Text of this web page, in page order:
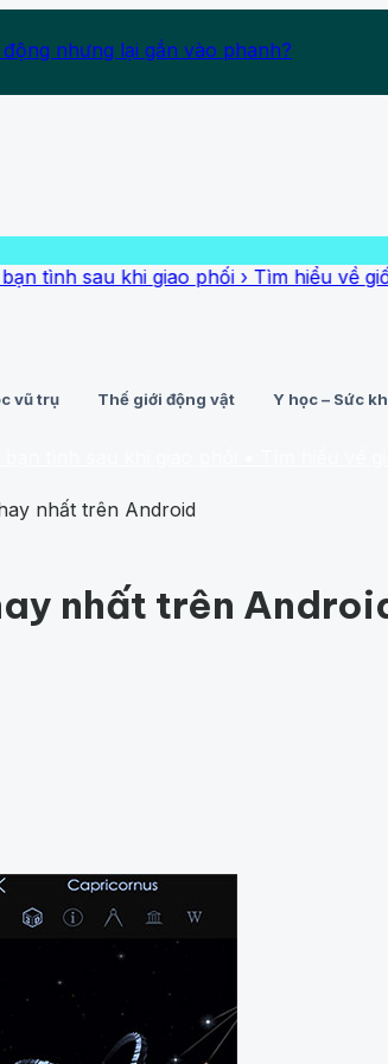
nhưng lại gắn vào phanh?
sau khi giao phối›Tìm hiểu về giống
vũ trụ Thế giới động vật Y học – Sức
nhất trên Android
nhất trên